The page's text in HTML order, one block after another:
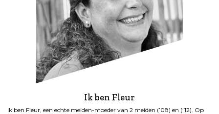
Ik ben Fleur
Ik ben Fleur, een echte meiden-moeder van 2 meiden (’08) en (’12). Op